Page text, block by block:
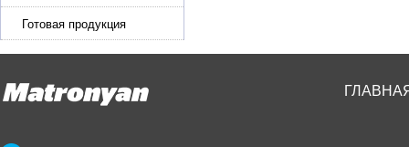
производства ремней
Готовая продукция